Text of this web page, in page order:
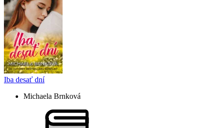
Iba desať dní
Michaela Brnková